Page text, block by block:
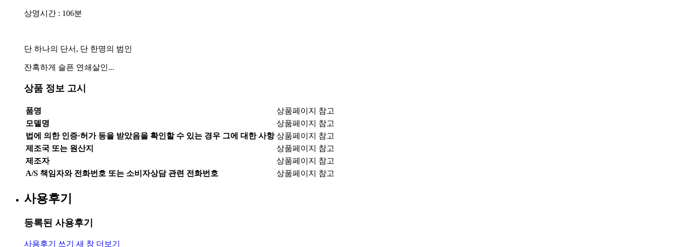
상영시간 : 106분
단 하나의 단서, 단 한명의 범인
잔혹하게 슬픈 연쇄살인...
상품 정보 고시
품명
상품페이지 참고
모델명
상품페이지 참고
법에 의한 인증·허가 등을 받았음을 확인할 수 있는 경우 그에 대한 사항 상품페이지 참고
제조국 또는 원산지
상품페이지 참고
제조자
상품페이지 참고
A/S 책임자와 전화번호 또는 소비자상담 관련 전화번호
상품페이지 참고
사용후기
등록된 사용후기
사용후기 쓰기 새 창 더보기